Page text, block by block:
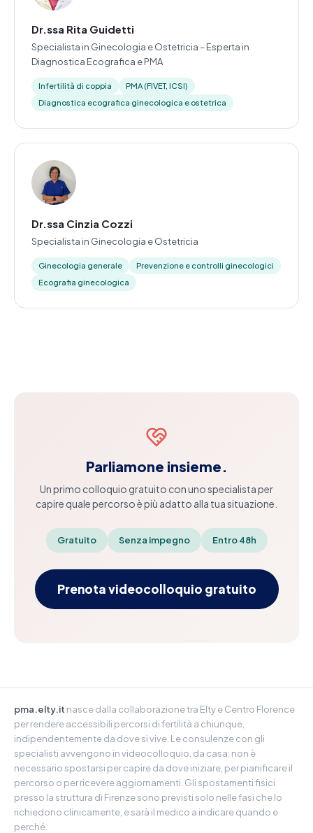
Dr.ssa Rita Guidetti
Specialista in Ginecologia e Ostetricia – Esperta in
Diagnostica Ecografica e PMA
Infertilità di coppia
PMA (FIVET, ICSI)
Diagnostica ecografica ginecologica e ostetrica
Dr.ssa Cinzia Cozzi
Specialista in Ginecologia e Ostetricia
Ginecologia generale
Prevenzione e controlli ginecologici
Ecografia ginecologica
Parliamone insieme.
Un primo colloquio gratuito con uno specialista per
capire quale percorso è più adatto alla tua situazione.
Gratuito Senza impegno Entro 48h
Prenota videocolloquio gratuito
pma.elty.it nasce dalla collaborazione tra Elty e Centro Florence
per rendere accessibili percorsi di fertilità a chiunque,
indipendentemente da dove si vive. Le consulenze con gli
specialisti avvengono in videocolloquio, da casa: non è
necessario spostarsi per capire da dove iniziare, per pianificare il
percorso o per ricevere aggiornamenti. Gli spostamenti fisici
presso la struttura di Firenze sono previsti solo nelle fasi che lo
richiedono clinicamente, e sarà il medico a indicare quando e
perché.